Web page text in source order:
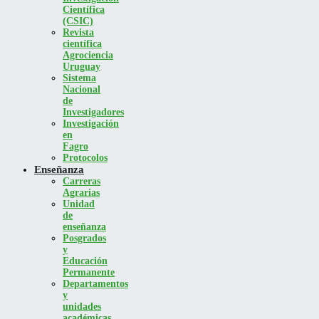
Científica
(CSIC)
Revista
científica
Agrociencia
Uruguay
Sistema
Nacional
de
Investigadores
Investigación
en
Fagro
Protocolos
Enseñanza
Carreras
Agrarias
Unidad
de
enseñanza
Posgrados
y
Educación
Permanente
Departamentos
y
unidades